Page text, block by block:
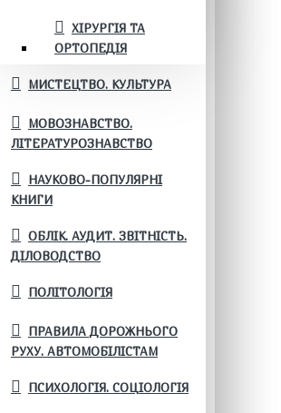
ХІРУРГІЯ ТА
ОРТОПЕДІЯ
МИСТЕЦТВО. КУЛЬТУРА
МОВОЗНАВСТВО.
ЛІТЕРАТУРОЗНАВСТВО
НАУКОВО-ПОПУЛЯРНІ
КНИГИ
ОБЛІК. АУДИТ. ЗВІТНІСТЬ.
ДІЛОВОДСТВО
ПОЛІТОЛОГІЯ
ПРАВИЛА ДОРОЖНЬОГО
РУХУ. АВТОМОБІЛІСТАМ
ПСИХОЛОГІЯ. СОЦІОЛОГІЯ